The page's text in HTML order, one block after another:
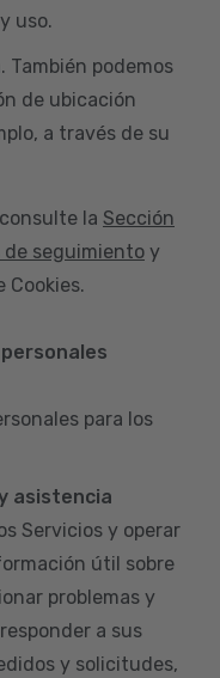
uso.
. También podemos
de ubicación
a través de su
la Sección
de seguimiento y
Cookies.
para los
asistencia
Servicios y operar
útil sobre
problemas y
a sus
y solicitudes,